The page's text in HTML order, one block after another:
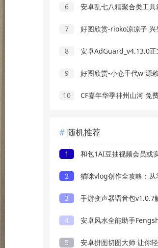
6 安卓乱七八糟聚合类工具箱
7 好图欣赏-rioko凉凉子 兴
8 安卓AdGuard_v4.13.0正式高级
9 好图欣赏-小仓千代w 源
10 CF嘉年华季神州山河 免费领
随机推荐
1 和包1AI豆抽视频会员或
2 猫咪vlog创作全攻略：从零掌握Flow工具使用，
3 手游变声器语音包v1.0.7
4 安卓风水全能助手
5 安卓拼图切图大师 让你轻